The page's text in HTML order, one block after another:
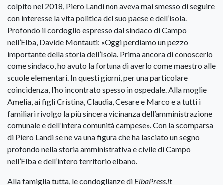
colpito nel 2018, Piero Landi non aveva mai smesso di seguire
con interesse la vita politica del suo paese e dell’isola.
Profondo il cordoglio espresso dal sindaco di Campo
nell’Elba, Davide Montauti: «Oggi perdiamo un pezzo
importante della storia dell’Isola. Prima ancora di conoscerlo
come sindaco, ho avuto la fortuna di averlo come maestro alle
scuole elementari. In questi giorni, per una particolare
coincidenza, l’ho incontrato spesso in ospedale. Alla moglie
Amelia, ai figli Cristina, Claudia, Cesare e Marco e a tutti i
familiari rivolgo la più sincera vicinanza dell’amministrazione
comunale e dell’intera comunità campese». Con la scomparsa
di Piero Landi se ne va una figura che ha lasciato un segno
profondo nella storia amministrativa e civile di Campo
nell’Elba e dell’intero territorio elbano.
Alla famiglia tutta, le condoglianze di ElbaPress.it